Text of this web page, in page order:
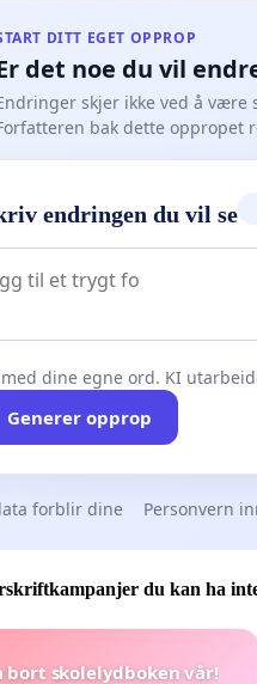
DITT EGET OPPROP
det noe du vil
skjer ikke ved å være
bak dette oppropet
endringen du vil se
dine egne ord. KI
Generer opprop
forblir dine Personvern
du kan ha
bort skolelydboken vår!